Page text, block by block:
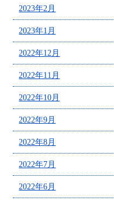
2023年2月
2023年1月
2022年12月
2022年11月
2022年10月
2022年9月
2022年8月
2022年7月
2022年6月